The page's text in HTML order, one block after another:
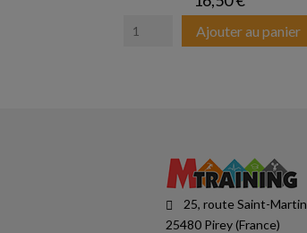
Ajouter au panier
25, route Saint-Martin
25480 Pirey (France)